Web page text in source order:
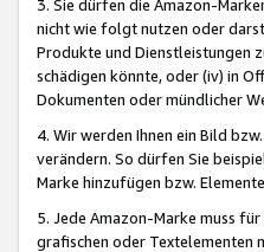
3. Sie dürfen die Amazon-
nicht wie folgt nutzen oder
Produkte und Dienstleistungen
schädigen könnte, oder (iv) in
Dokumenten oder mündlicher
4. Wir werden Ihnen ein Bild
verändern. So dürfen Sie
Marke hinzufügen bzw.
5. Jede Amazon-Marke muss
grafischen oder Textelementen